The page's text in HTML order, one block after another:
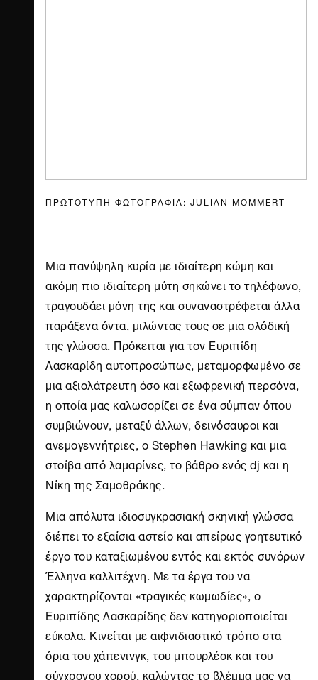
ΠΡΩΤΟΤΥΠΗ ΦΩΤΟΓΡΑΦΙΑ: JULIAN MOMMERT
Μια πανύψηλη κυρία με ιδιαίτερη κώμη και
ακόμη πιο ιδιαίτερη μύτη σηκώνει το τηλέφωνο,
τραγουδάει μόνη της και συναναστρέφεται άλλα
παράξενα όντα, μιλώντας τους σε μια ολόδική
της γλώσσα. Πρόκειται για τον Ευριπίδη
Λασκαρίδη αυτοπροσώπως, μεταμορφωμένο σε
μια αξιολάτρευτη όσο και εξωφρενική περσόνα,
η οποία μας καλωσορίζει σε ένα σύμπαν όπου
συμβιώνουν, μεταξύ άλλων, δεινόσαυροι και
ανεμογεννήτριες, ο Stephen Hawking και μια
στοίβα από λαμαρίνες, το βάθρο ενός dj και η
Νίκη της Σαμοθράκης.
Μια απόλυτα ιδιοσυγκρασιακή σκηνική γλώσσα
διέπει το εξαίσια αστείο και απείρως γοητευτικό
έργο του καταξιωμένου εντός και εκτός συνόρων
Έλληνα καλλιτέχνη. Με τα έργα του να
χαρακτηρίζονται «τραγικές κωμωδίες», ο
Ευριπίδης Λασκαρίδης δεν κατηγοριοποιείται
εύκολα. Κινείται με αιφνιδιαστικό τρόπο στα
όρια του χάπενινγκ, του μπουρλέσκ και του
σύγχρονου χορού, καλώντας το βλέμμα μας να